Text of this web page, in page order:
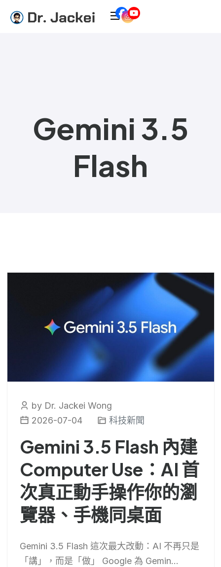
Gemini 3.5
Flash
by Dr. Jackei Wong
2026-07-04
科技新聞
Gemini 3.5 Flash 內建
Computer Use：AI 首
次真正動手操作你的瀏
覽器、手機同桌面
Gemini 3.5 Flash 這次最大改動：AI 不再只是
「講」，而是「做」 Google 為 Gemin...